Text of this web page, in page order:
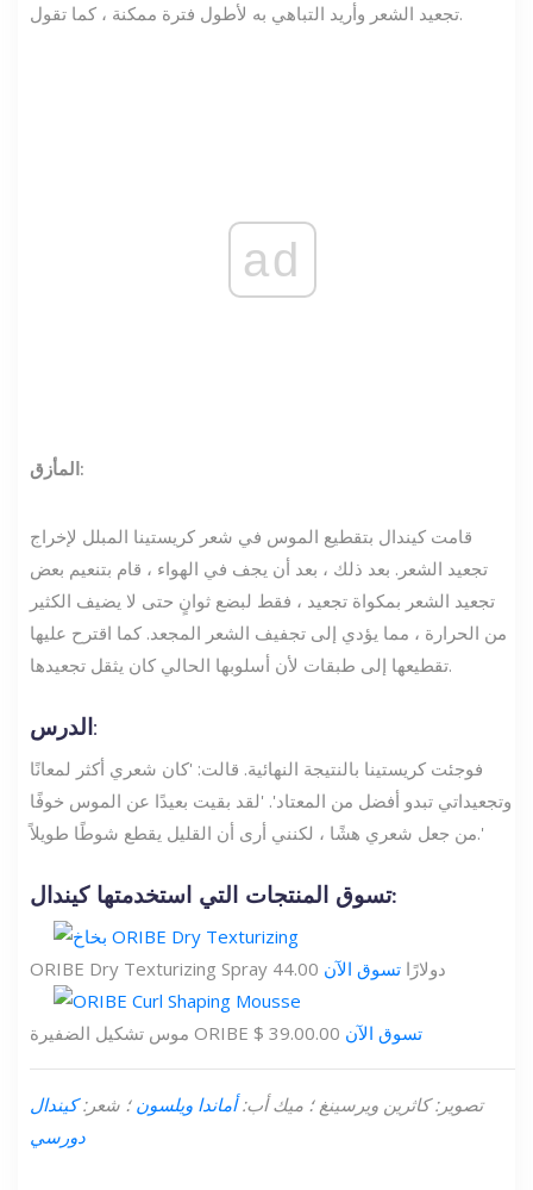
تجعيد الشعر وأريد التباهي به لأطول فترة ممكنة ، كما تقول.
ad
المأزق:
قامت كيندال بتقطيع الموس في شعر كريستينا المبلل لإخراج
تجعيد الشعر. بعد ذلك ، بعد أن يجف في الهواء ، قام بتنعيم بعض
تجعيد الشعر بمكواة تجعيد ، فقط لبضع ثوانٍ حتى لا يضيف الكثير
من الحرارة ، مما يؤدي إلى تجفيف الشعر المجعد. كما اقترح عليها
تقطيعها إلى طبقات لأن أسلوبها الحالي كان يثقل تجعيدها.
الدرس:
فوجئت كريستينا بالنتيجة النهائية. قالت: 'كان شعري أكثر لمعانًا
وتجعيداتي تبدو أفضل من المعتاد'. 'لقد بقيت بعيدًا عن الموس خوفًا
من جعل شعري هشًا ، لكنني أرى أن القليل يقطع شوطًا طويلاً.'
تسوق المنتجات التي استخدمتها كيندال:
ORIBE Dry Texturizing Spray 44.00 دولارًا تسوق الآن
موس تشكيل الضفيرة ORIBE $ 39.00.00 تسوق الآن
تصوير: كاثرين ويرسينغ ؛ ميك أب:أماندا ويلسون ؛ شعر:كيندال
دورسي